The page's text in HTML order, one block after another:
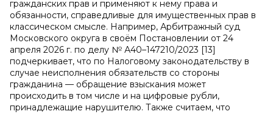
гражданских прав и применяют к нему права и
обязанности, справедливые для имущественных прав в
классическом смысле. Например, Арбитражный суд
Московского округа в своём Постановлении от 24
апреля 2026 г. по делу № А40–147210/2023 [13]
подчеркивает, что по Налоговому законодательству в
случае неисполнения обязательств со стороны
гражданина — обращение взыскания может
происходить в том числе и на цифровые рубли,
принадлежащие нарушителю. Также считаем, что